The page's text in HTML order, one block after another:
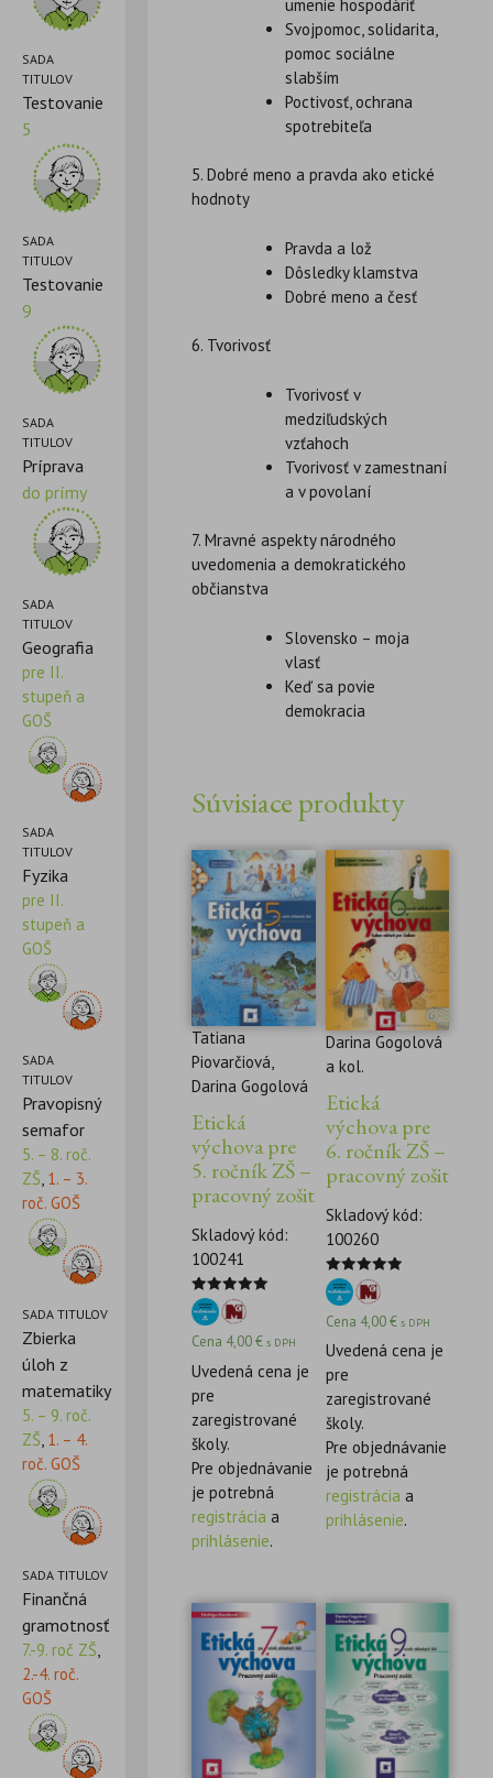
SADA
TITULOV
Testovanie
5
SADA
TITULOV
Testovanie
9
SADA
TITULOV
Príprava
do prímy
SADA
TITULOV
Geografia
pre II.
stupeň a
GOŠ
SADA
TITULOV
Fyzika
pre II.
stupeň a
GOŠ
SADA
TITULOV
Pravopisný
semafor
5. – 8. roč.
ZŠ,1. – 3.
roč. GOŠ
SADA TITULOV
Zbierka
úloh z
matematiky
5. – 9. roč.
ZŠ, 1. – 4.
roč. GOŠ
SADA TITULOV
Finančná
gramotnosť
7.-9. roč ZŠ,
2.-4. roč.
GOŠ
umenie hospodáriť
Svojpomoc, solidarita,
pomoc sociálne
slabším
Poctivosť, ochrana
spotrebiteľa
5. Dobré meno a pravda ako etické
hodnoty
Pravda a lož
Dôsledky klamstva
Dobré meno a česť
6. Tvorivosť
Tvorivosť v
medziľudských
vzťahoch
Tvorivosť v zamestnaní
a v povolaní
7. Mravné aspekty národného
uvedomenia a demokratického
občianstva
Slovensko – moja
vlasť
Keď sa povie
demokracia
Súvisiace produkty
Tatiana
Piovarčiová,
Darina Gogolová
Etická
výchova pre
5. ročník ZŠ –
pracovný zošit
Skladový kód:
100241
Hodnotenie
5.00
Cena 4,00€ s DPH
Uvedená cena je
pre
zaregistrované
školy.
Pre objednávanie
je potrebná
registrácia a
prihlásenie.
Darina Gogolová
a kol.
Etická
výchova pre
6. ročník ZŠ –
pracovný zošit
Skladový kód:
100260
Hodnotenie
5.00
z 5
Cena 4,00€ s DPH
Uvedená cena je
pre
zaregistrované
školy.
Pre objednávanie
je potrebná
registrácia a
prihlásenie.